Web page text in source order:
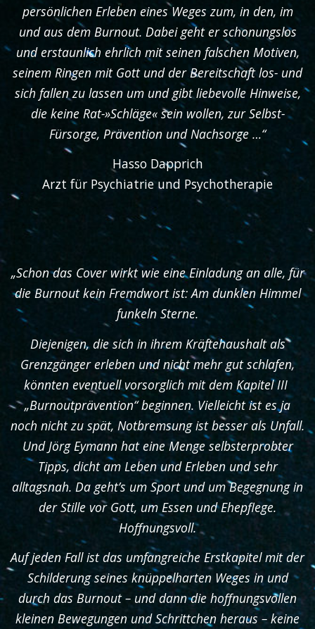
persönlichen Erleben eines Weges zum, in den, im
und aus dem Burnout. Dabei geht er schonungslos
und erstaunlich ehrlich mit seinen falschen Motiven,
seinem Ringen mit Gott und der Bereitschaft los- und
sich fallen zu lassen um und gibt liebevolle Hinweise,
die keine Rat-»Schläge« sein wollen, zur Selbst-
Fürsorge, Prävention und Nachsorge …“
Hasso Dapprich
Arzt für Psychiatrie und Psychotherapie
„Schon das Cover wirkt wie eine Einladung an alle, für
die Burnout kein Fremdwort ist: Am dunklen Himmel
funkeln Sterne.
Diejenigen, die sich in ihrem Kräftehaushalt als
Grenzgänger erleben und nicht mehr gut schlafen,
könnten eventuell vorsorglich mit dem Kapitel III
„Burnoutprävention“ beginnen. Vielleicht ist es ja
noch nicht zu spät, Notbremsung ist besser als Unfall.
Und Jörg Eymann hat eine Menge selbsterprobter
Tipps, dicht am Leben und Erleben und sehr
alltagsnah. Da geht’s um Sport und um Begegnung in
der Stille vor Gott, um Essen und Ehepflege.
Hoffnungsvoll.
Auf jeden Fall ist das umfangreiche Erstkapitel mit der
Schilderung seines knüppelharten Weges in und
durch das Burnout – und dann die hoffnungsvollen
kleinen Bewegungen und Schrittchen heraus – keine